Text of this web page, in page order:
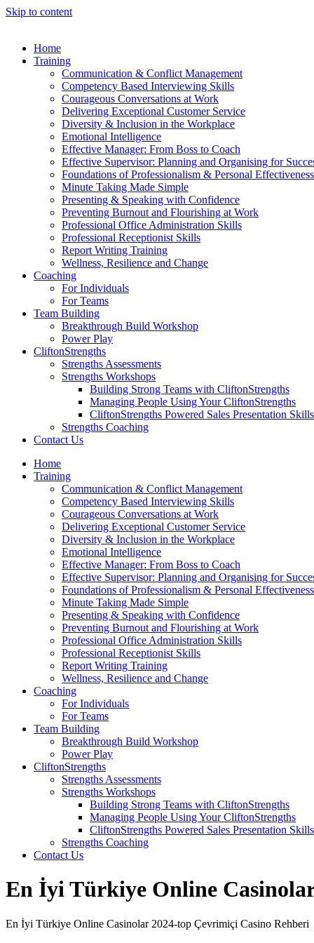
Skip to content
Home
Training
Communication & Conflict Management
Competency Based Interviewing Skills
Courageous Conversations at Work
Delivering Exceptional Customer Service
Diversity & Inclusion in the Workplace
Emotional Intelligence
Effective Manager: From Boss to Coach
Effective Supervisor: Planning and Organising for
Foundations of Professionalism & Personal Effectiveness
Minute Taking Made Simple
Presenting & Speaking with Confidence
Preventing Burnout and Flourishing at Work
Professional Office Administration Skills
Professional Receptionist Skills
Report Writing Training
Wellness, Resilience and Change
Coaching
For Individuals
For Teams
Team Building
Breakthrough Build Workshop
Power Play
CliftonStrengths
Strengths Assessments
Strengths Workshops
Building Strong Teams with CliftonStrengths
Managing People Using Your CliftonStrengths
CliftonStrengths Powered Sales Presentation Skills
Strengths Coaching
Contact Us
Home
Training
Communication & Conflict Management
Competency Based Interviewing Skills
Courageous Conversations at Work
Delivering Exceptional Customer Service
Diversity & Inclusion in the Workplace
Emotional Intelligence
Effective Manager: From Boss to Coach
Effective Supervisor: Planning and Organising for
Foundations of Professionalism & Personal Effectiveness
Minute Taking Made Simple
Presenting & Speaking with Confidence
Preventing Burnout and Flourishing at Work
Professional Office Administration Skills
Professional Receptionist Skills
Report Writing Training
Wellness, Resilience and Change
Coaching
For Individuals
For Teams
Team Building
Breakthrough Build Workshop
Power Play
CliftonStrengths
Strengths Assessments
Strengths Workshops
Building Strong Teams with CliftonStrengths
Managing People Using Your CliftonStrengths
CliftonStrengths Powered Sales Presentation Skills
Strengths Coaching
Contact Us
En İyi Türkiye Online
En İyi Türkiye Online Casinolar 2024-top Çevrimiçi Casino Rehberi